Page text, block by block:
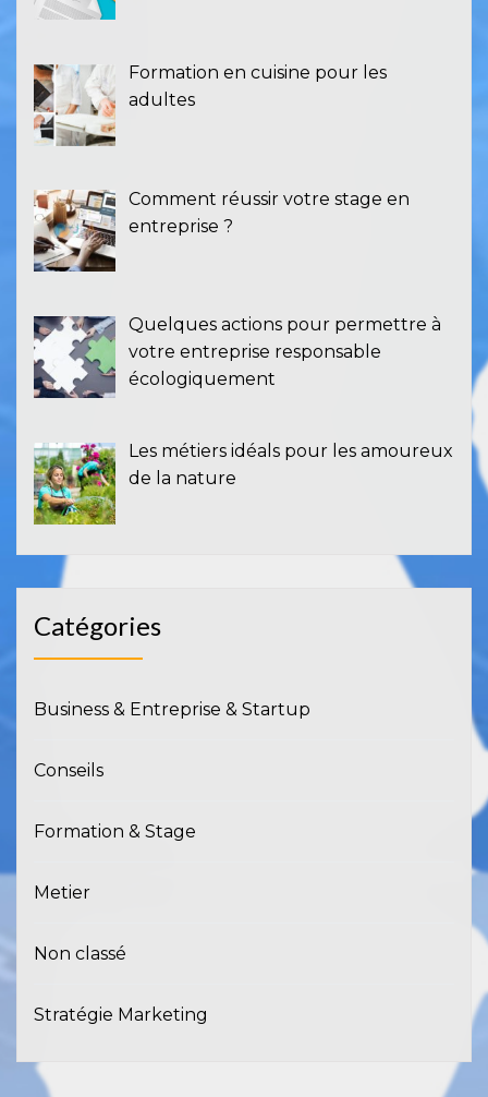
Formation en cuisine pour les
adultes
Comment réussir votre stage en
entreprise ?
Quelques actions pour permettre à
votre entreprise responsable
écologiquement
Les métiers idéals pour les amoureux
de la nature
Catégories
Business & Entreprise & Startup
Conseils
Formation & Stage
Metier
Non classé
Stratégie Marketing